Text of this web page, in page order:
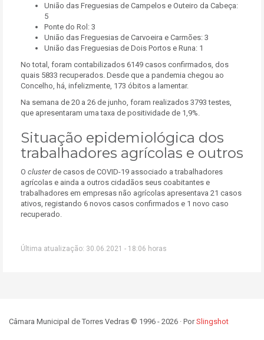
União das Freguesias de Campelos e Outeiro da Cabeça:
5
Ponte do Rol: 3
União das Freguesias de Carvoeira e Carmões: 3
União das Freguesias de Dois Portos e Runa: 1
No total, foram contabilizados 6149 casos confirmados, dos
quais 5833 recuperados. Desde que a pandemia chegou ao
Concelho, há, infelizmente, 173 óbitos a lamentar.
Na semana de 20 a 26 de junho, foram realizados 3793 testes,
que apresentaram uma taxa de positividade de 1,9%.
Situação epidemiológica dos
trabalhadores agrícolas e outros
O clusterde casos de COVID-19 associado a trabalhadores
agrícolas e ainda a outros cidadãos seus coabitantes e
trabalhadores em empresas não agrícolas apresentava 21 casos
ativos, registando 6 novos casos confirmados e 1 novo caso
recuperado.
Última atualização: 30.06.2021 - 18:06 horas
Câmara Municipal de Torres Vedras © 1996 - 2026 · PorSlingshot